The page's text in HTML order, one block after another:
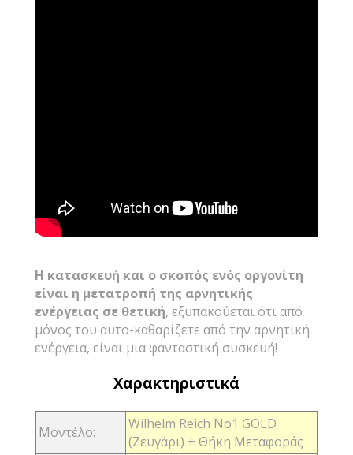
Η κατασκευή και ο σκοπός ενός οργονίτη
είναι η μετατροπή της αρνητικής
ενέργειας σε θετική, εξυπακούεται ότι από
μόνος του αυτο-καθαρίζετε από την αρνητική
ενέργεια, είναι μια φανταστική συσκευή!
Χαρακτηριστικά
Μοντέλο:
Wilhelm Reich No1 GOLD
(Ζευγάρι) + Θήκη Μεταφοράς